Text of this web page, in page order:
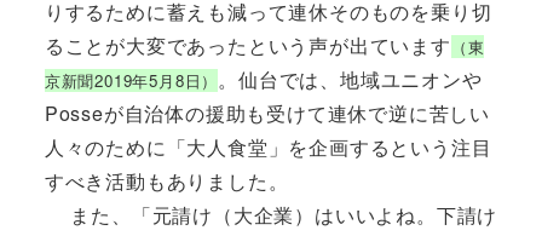
りするために蓄えも減って連休そのものを乗り切
ることが大変であったという声が出ています （東
京新聞2019年5月8日） 。仙台では、地域ユニオンや
Posseが自治体の援助も受けて連休で逆に苦しい
人々のために「大人食堂」を企画するという注目
すべき活動もありました。
また、「元請け（大企業）はいいよね。下請け